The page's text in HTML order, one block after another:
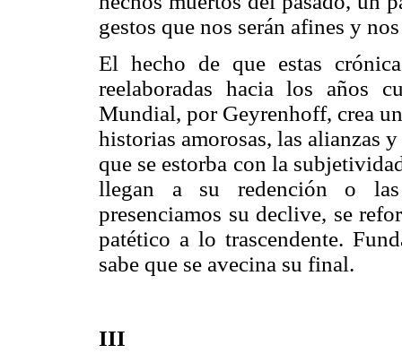
gestos que nos serán afines y
El hecho de que estas
reelaboradas hacia los años
Mundial, por Geyrenhoff, crea
historias amorosas, las alianzas
que se estorba con la
llegan a su redención o las
presenciamos su declive, se
patético a lo trascendente.
sabe que se avecina su final.
III